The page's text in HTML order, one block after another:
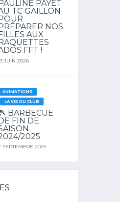
PAULINE PAYET
TC GAILLON
NOS
AUX
FFT !
JUIN 2026
ANIMATIONS
LA VIE DU CLUB
BARBECUE
FIN DE
2025
SEPTEMBRE 2025